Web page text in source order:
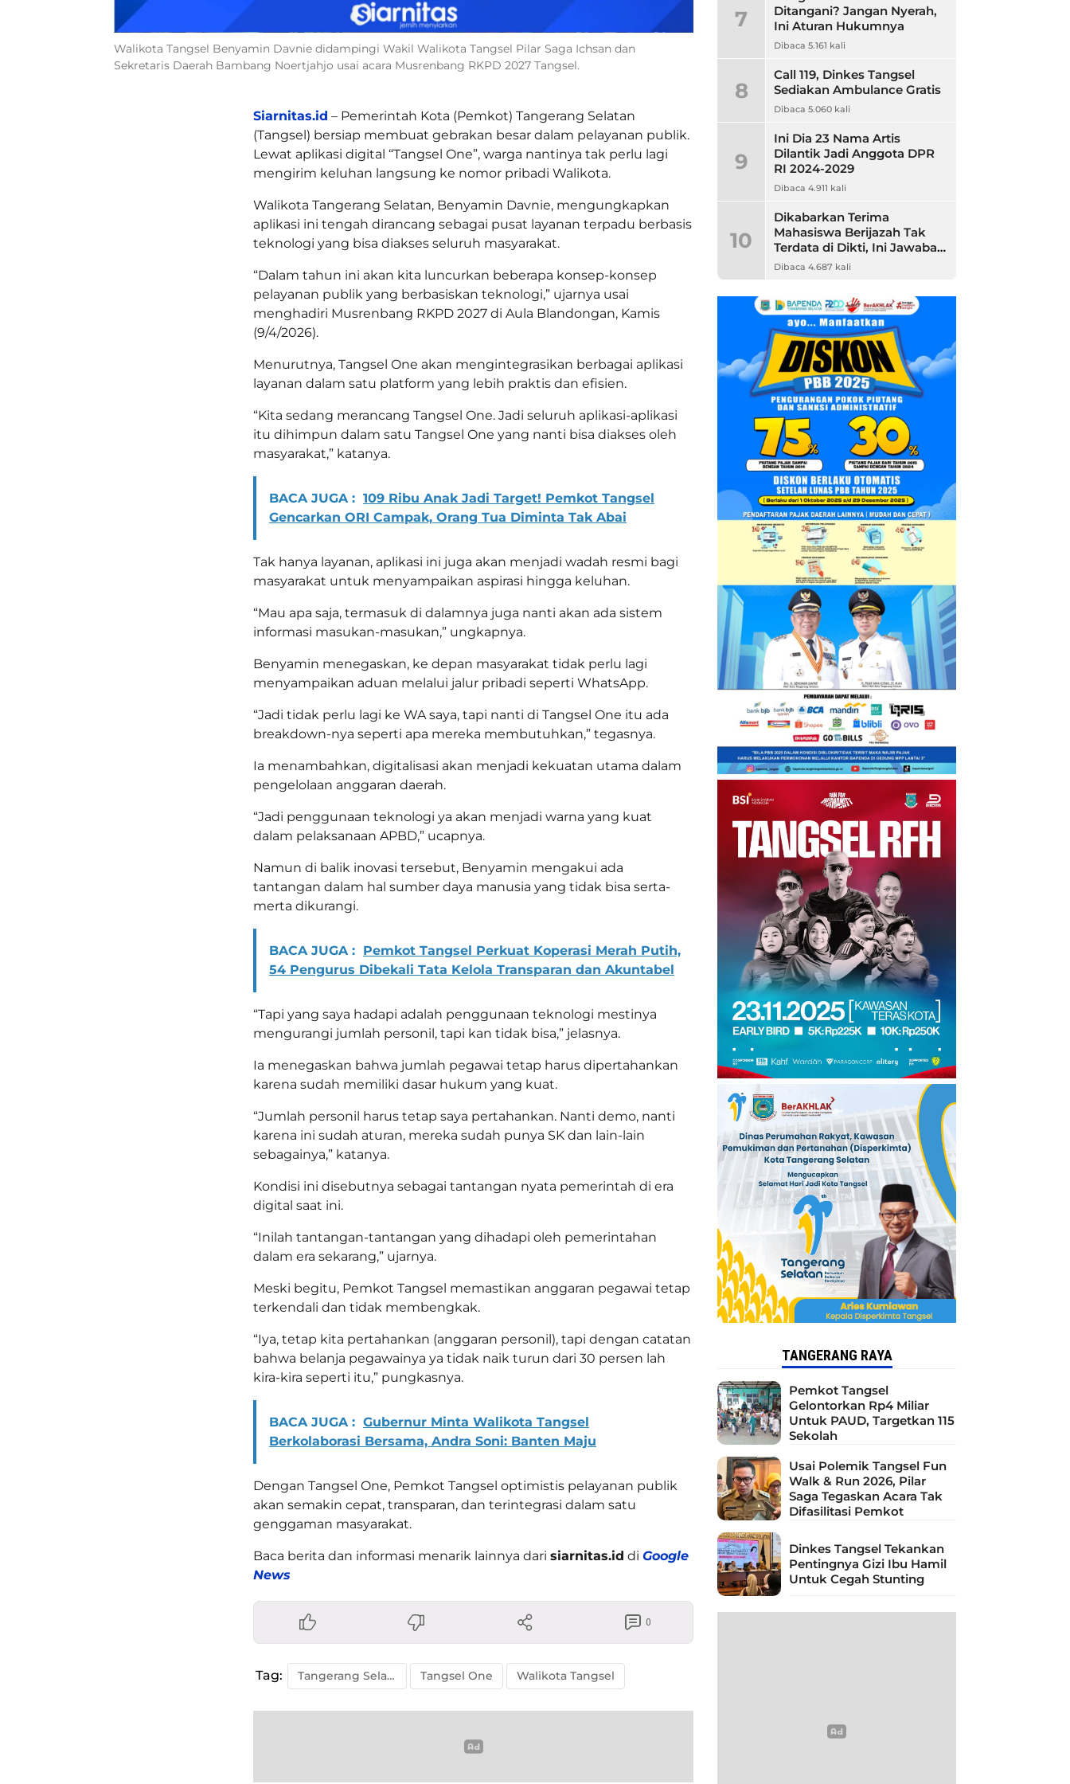
Walikota Tangsel Benyamin Davnie didampingi Wakil Walikota Tangsel Pilar Saga Ichsan dan
Sekretaris Daerah Bambang Noertjahjo usai acara Musrenbang RKPD 2027 Tangsel.
Siarnitas.id – Pemerintah Kota (Pemkot) Tangerang Selatan
(Tangsel) bersiap membuat gebrakan besar dalam pelayanan publik.
Lewat aplikasi digital “Tangsel One”, warga nantinya tak perlu lagi
mengirim keluhan langsung ke nomor pribadi Walikota.
Walikota Tangerang Selatan, Benyamin Davnie, mengungkapkan
aplikasi ini tengah dirancang sebagai pusat layanan terpadu berbasis
teknologi yang bisa diakses seluruh masyarakat.
“Dalam tahun ini akan kita luncurkan beberapa konsep-konsep
pelayanan publik yang berbasiskan teknologi,” ujarnya usai
menghadiri Musrenbang RKPD 2027 di Aula Blandongan, Kamis
(9/4/2026).
Menurutnya, Tangsel One akan mengintegrasikan berbagai aplikasi
layanan dalam satu platform yang lebih praktis dan efisien.
“Kita sedang merancang Tangsel One. Jadi seluruh aplikasi-aplikasi
itu dihimpun dalam satu Tangsel One yang nanti bisa diakses oleh
masyarakat,” katanya.
BACA JUGA : 109 Ribu Anak Jadi Target! Pemkot Tangsel
Gencarkan ORI Campak, Orang Tua Diminta Tak Abai
Tak hanya layanan, aplikasi ini juga akan menjadi wadah resmi bagi
masyarakat untuk menyampaikan aspirasi hingga keluhan.
“Mau apa saja, termasuk di dalamnya juga nanti akan ada sistem
informasi masukan-masukan,” ungkapnya.
Benyamin menegaskan, ke depan masyarakat tidak perlu lagi
menyampaikan aduan melalui jalur pribadi seperti WhatsApp.
“Jadi tidak perlu lagi ke WA saya, tapi nanti di Tangsel One itu ada
breakdown-nya seperti apa mereka membutuhkan,” tegasnya.
Ia menambahkan, digitalisasi akan menjadi kekuatan utama dalam
pengelolaan anggaran daerah.
“Jadi penggunaan teknologi ya akan menjadi warna yang kuat
dalam pelaksanaan APBD,” ucapnya.
Namun di balik inovasi tersebut, Benyamin mengakui ada
tantangan dalam hal sumber daya manusia yang tidak bisa serta-
merta dikurangi.
BACA JUGA : Pemkot Tangsel Perkuat Koperasi Merah Putih,
54 Pengurus Dibekali Tata Kelola Transparan dan Akuntabel
“Tapi yang saya hadapi adalah penggunaan teknologi mestinya
mengurangi jumlah personil, tapi kan tidak bisa,” jelasnya.
Ia menegaskan bahwa jumlah pegawai tetap harus dipertahankan
karena sudah memiliki dasar hukum yang kuat.
“Jumlah personil harus tetap saya pertahankan. Nanti demo, nanti
karena ini sudah aturan, mereka sudah punya SK dan lain-lain
sebagainya,” katanya.
Kondisi ini disebutnya sebagai tantangan nyata pemerintah di era
digital saat ini.
“Inilah tantangan-tantangan yang dihadapi oleh pemerintahan
dalam era sekarang,” ujarnya.
Meski begitu, Pemkot Tangsel memastikan anggaran pegawai tetap
terkendali dan tidak membengkak.
“Iya, tetap kita pertahankan (anggaran personil), tapi dengan catatan
bahwa belanja pegawainya ya tidak naik turun dari 30 persen lah
kira-kira seperti itu,” pungkasnya.
BACA JUGA : Gubernur Minta Walikota Tangsel
Berkolaborasi Bersama, Andra Soni: Banten Maju
Dengan Tangsel One, Pemkot Tangsel optimistis pelayanan publik
akan semakin cepat, transparan, dan terintegrasi dalam satu
genggaman masyarakat.
Baca berita dan informasi menarik lainnya dari siarnitas.id di Google
News
0
Tag: Tangerang Selatan Tangsel One Walikota Tangsel
7
Ditangani? Jangan Nyerah,
Ini Aturan Hukumnya
Dibaca 5.161 kali
8
Call 119, Dinkes Tangsel
Sediakan Ambulance Gratis
Dibaca 5.060 kali
9
Ini Dia 23 Nama Artis
Dilantik Jadi Anggota DPR
RI 2024-2029
Dibaca 4.911 kali
10
Dikabarkan Terima
Mahasiswa Berijazah Tak
Terdata di Dikti, Ini Jawaban
Unpam
Dibaca 4.687 kali
TANGERANG RAYA
Pemkot Tangsel
Gelontorkan Rp4 Miliar
Untuk PAUD, Targetkan 115
Sekolah
Usai Polemik Tangsel Fun
Walk & Run 2026, Pilar
Saga Tegaskan Acara Tak
Difasilitasi Pemkot
Dinkes Tangsel Tekankan
Pentingnya Gizi Ibu Hamil
Untuk Cegah Stunting